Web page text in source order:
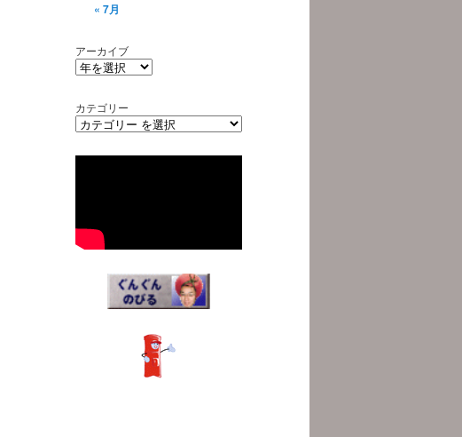
« 7月
アーカイブ
カテゴリー